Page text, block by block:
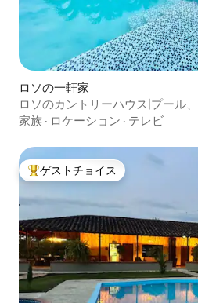
ロソの一軒家
ロソのカントリーハウス|プール
OK
家族 · ロケーション · テレビ
大好評のゲストチョイスです。
ゲストチョイス